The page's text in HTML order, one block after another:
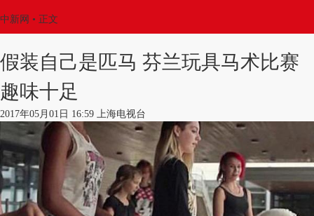
中新网 • 正文
假装自己是匹马 芬兰玩具马术比赛
趣味十足
2017年05月01日 16:59 上海电视台